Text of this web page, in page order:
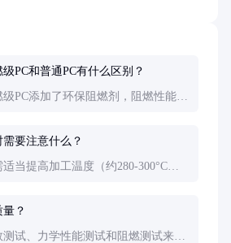
PC和普通PC有什么区别？
PC添加了环保阻燃剂，阻燃性能更
要注意什么？
当提高加工温度（约280-300°C）
？
试、力学性能测试和阻燃测试来判